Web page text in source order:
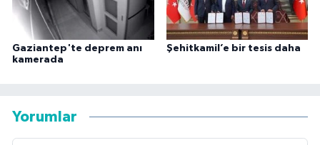
Gaziantep'te deprem anı
kamerada
Şehitkamil’e bir tesis daha
Yorumlar